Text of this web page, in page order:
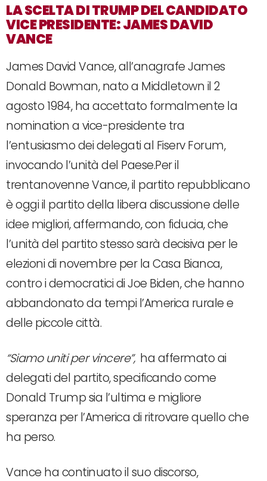
LA SCELTA DI TRUMP DEL CANDIDATO
VICE PRESIDENTE: JAMES DAVID
VANCE
James David Vance, all’anagrafe James
Donald Bowman, nato a Middletown il 2
agosto 1984, ha accettato formalmente la
nomination a vice-presidente tra
l’entusiasmo dei delegati al Fiserv Forum,
invocando l’unità del Paese.Per il
trentanovenne Vance, il partito repubblicano
è oggi il partito della libera discussione delle
idee migliori, affermando, con fiducia, che
l’unità del partito stesso sarà decisiva per le
elezioni di novembre per la Casa Bianca,
contro i democratici di Joe Biden, che hanno
abbandonato da tempi l’America rurale e
delle piccole città.
“Siamo uniti per vincere”,ha affermato ai
delegati del partito, specificando come
Donald Trump sia l’ultima e migliore
speranza per l’America di ritrovare quello che
ha perso.
Vance ha continuato il suo discorso,